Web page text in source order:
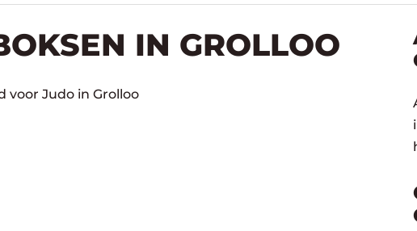
IN GROLLOO
voor Judo in Grolloo